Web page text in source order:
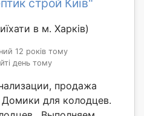
строй Київ"
в м. Харків)
12 років тому
день тому
продажа
для колодцев.